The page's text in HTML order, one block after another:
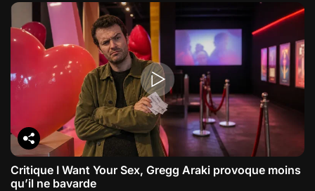
Critique I Want Your Sex, Gregg Araki provoque moins
qu’il ne bavarde